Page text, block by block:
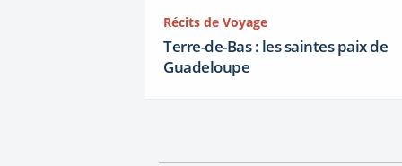
Récits de Voyage
Terre-de-Bas : les saintes paix de
Guadeloupe